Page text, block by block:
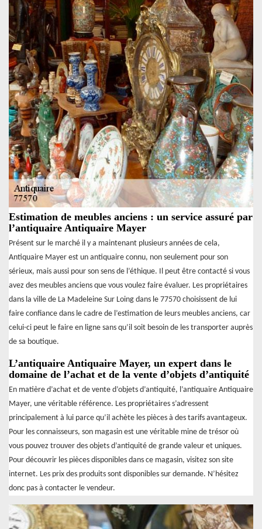
Estimation de meubles anciens : un service assuré par
l’antiquaire Antiquaire Mayer
Présent sur le marché il y a maintenant plusieurs années de cela,
Antiquaire Mayer est un antiquaire connu, non seulement pour son
sérieux, mais aussi pour son sens de l’éthique. Il peut être contacté si vous
avez des meubles anciens que vous voulez faire évaluer. Les propriétaires
dans la ville de La Madeleine Sur Loing dans le 77570 choisissent de lui
faire confiance dans le cadre de l’estimation de leurs meubles anciens, car
celui-ci peut le faire en ligne sans qu’il soit besoin de les transporter auprès
de sa boutique.
L’antiquaire Antiquaire Mayer, un expert dans le
domaine de l’achat et de la vente d’objets d’antiquité
En matière d’achat et de vente d’objets d’antiquité, l’antiquaire Antiquaire
Mayer, une véritable référence. Les propriétaires s’adressent
principalement à lui parce qu’il achète les pièces à des tarifs avantageux.
Pour les connaisseurs, son magasin est une véritable mine de trésor où
vous pouvez trouver des objets d’antiquité de grande valeur et uniques.
Pour découvrir les pièces disponibles dans ce magasin, visitez son site
internet. Les prix des produits sont disponibles sur demande. N’hésitez
donc pas à contacter le vendeur.